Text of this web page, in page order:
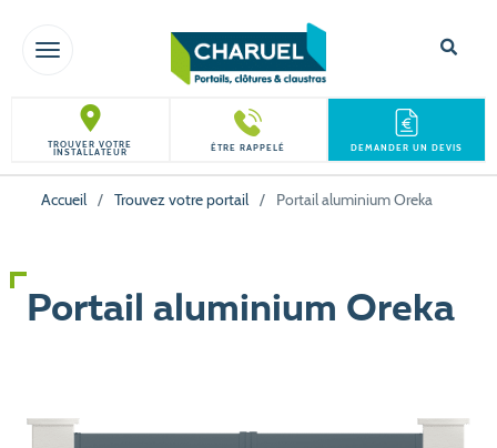
TOGGLE NAVIGATION
TROUVER VOTRE
INSTALLATEUR ÊTRE RAPPELÉ DEMANDER UN DEVIS
Accueil / Trouvez votre portail / Portail aluminium Oreka
Portail aluminium Oreka